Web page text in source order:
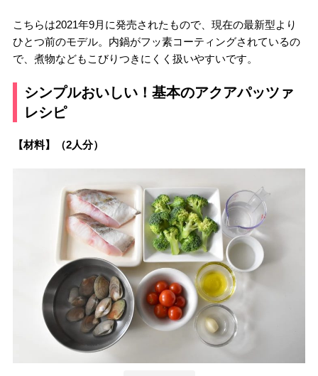
こちらは2021年9月に発売されたもので、現在の最新型より
ひとつ前のモデル。内鍋がフッ素コーティングされているの
で、煮物などもこびりつきにくく扱いやすいです。
シンプルおいしい！基本のアクアパッツァ
レシピ
【材料】（2人分）